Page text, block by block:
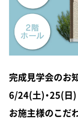
完成見学会のお
6/24(土)・25(日
お施主様のこだ